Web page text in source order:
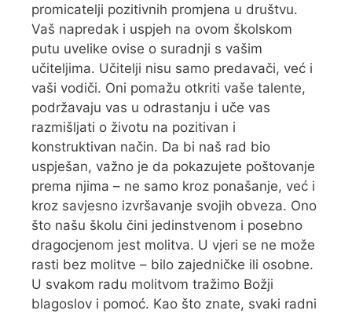
promicatelji pozitivnih promjena u društvu.
Vaš napredak i uspjeh na ovom školskom
putu uvelike ovise o suradnji s vašim
učiteljima. Učitelji nisu samo predavači, već i
vaši vodiči. Oni pomažu otkriti vaše talente,
podržavaju vas u odrastanju i uče vas
razmišljati o životu na pozitivan i
konstruktivan način. Da bi naš rad bio
uspješan, važno je da pokazujete poštovanje
prema njima – ne samo kroz ponašanje, već i
kroz savjesno izvršavanje svojih obveza. Ono
što našu školu čini jedinstvenom i posebno
dragocjenom jest molitva. U vjeri se ne može
rasti bez molitve – bilo zajedničke ili osobne.
U svakom radu molitvom tražimo Božji
blagoslov i pomoć. Kao što znate, svaki radni